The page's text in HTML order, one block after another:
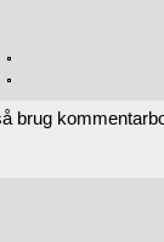
brug